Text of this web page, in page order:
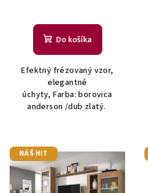
Do košíka
Efektný frézovaný vzor,
elegantné
úchyty, Farba: borovica
anderson /dub zlatý.
NÁŠ HIT